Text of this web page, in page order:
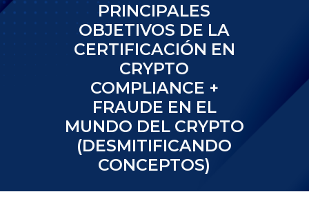
PRINCIPALES
OBJETIVOS DE LA
CERTIFICACIÓN EN
CRYPTO
COMPLIANCE +
FRAUDE EN EL
MUNDO DEL CRYPTO
(DESMITIFICANDO
CONCEPTOS)